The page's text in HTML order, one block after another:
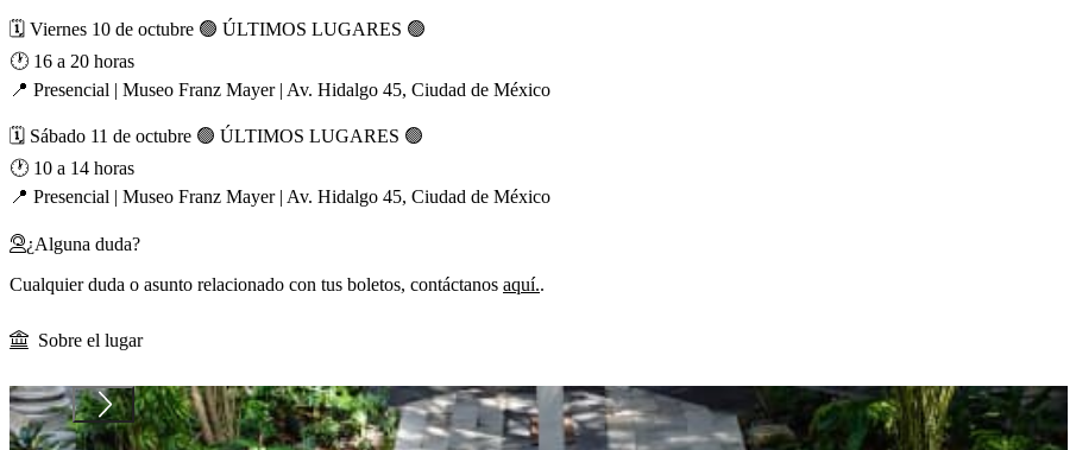
🗓️ Viernes 10 de octubre 🟢 ÚLTIMOS LUGARES 🟢
🕐 16 a 20 horas
📍 Presencial | Museo Franz Mayer | Av. Hidalgo 45, Ciudad de México
🗓️ Sábado 11 de octubre 🟢 ÚLTIMOS LUGARES 🟢
🕐 10 a 14 horas
📍 Presencial | Museo Franz Mayer | Av. Hidalgo 45, Ciudad de México
¿Alguna duda?
Cualquier duda o asunto relacionado con tus boletos, contáctanos aquí..
Sobre el lugar